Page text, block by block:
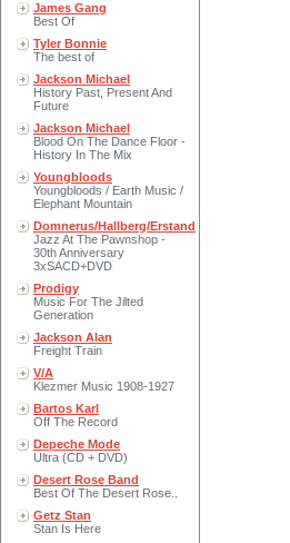
James Gang
Best Of
Tyler Bonnie
The best of
Jackson Michael
History Past, Present And
Future
Jackson Michael
Blood On The Dance Floor -
History In The Mix
Youngbloods
Youngbloods / Earth Music /
Elephant Mountain
Domnerus/Hallberg/Erstand
Jazz At The Pawnshop -
30th Anniversary
3xSACD+DVD
Prodigy
Music For The Jilted
Generation
Jackson Alan
Freight Train
V/A
Klezmer Music 1908-1927
Bartos Karl
Off The Record
Depeche Mode
Ultra (CD + DVD)
Desert Rose Band
Best Of The Desert Rose..
Getz Stan
Stan Is Here